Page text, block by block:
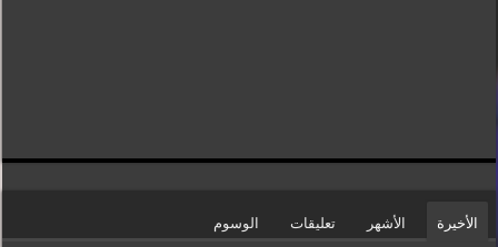
الأخيرة الأشهر تعليقات الوسوم